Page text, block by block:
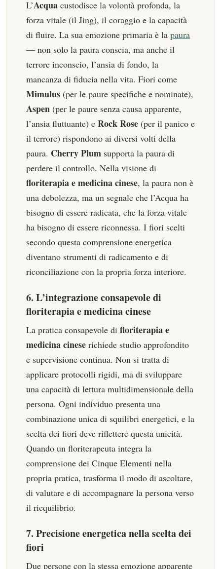
L’Acqua custodisce la volontà profonda, la
forza vitale (il Jing), il coraggio e la capacità
di fluire. La sua emozione primaria è la paura
— non solo la paura conscia, ma anche il
terrore inconscio, l’ansia di fondo, la
mancanza di fiducia nella vita. Fiori come
Mimulus (per le paure specifiche e nominate),
Aspen (per le paure senza causa apparente,
l’ansia fluttuante) e Rock Rose (per il panico e
il terrore) rispondono ai diversi volti della
paura. Cherry Plum supporta la paura di
perdere il controllo. Nella visione di
floriterapia e medicina cinese, la paura non è
una debolezza, ma un segnale che l’Acqua ha
bisogno di essere radicata, che la forza vitale
ha bisogno di essere riconnessa. I fiori scelti
secondo questa comprensione energetica
diventano strumenti di radicamento e di
riconciliazione con la propria forza interiore.
6. L’integrazione consapevole di
floriterapia e medicina cinese
La pratica consapevole di floriterapia e
medicina cinese richiede studio approfondito
e supervisione continua. Non si tratta di
applicare protocolli rigidi, ma di sviluppare
una capacità di lettura multidimensionale della
persona. Ogni individuo presenta una
combinazione unica di squilibri energetici, e la
scelta dei fiori deve riflettere questa unicità.
Quando un floriterapeuta integra la
comprensione dei Cinque Elementi nella
propria pratica, trasforma il modo di ascoltare,
di valutare e di accompagnare la persona verso
il riequilibrio.
7. Precisione energetica nella scelta dei
fiori
Due persone con la stessa emozione apparente